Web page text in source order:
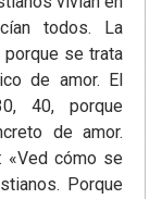
todos. La
porque se trata
de amor. El
40, porque
de amor.
«Ved cómo se
Porque